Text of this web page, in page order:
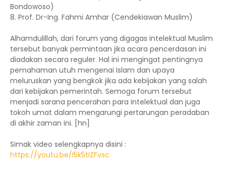
Bondowoso)
8. Prof. Dr-Ing. Fahmi Amhar (Cendekiawan Muslim)
Alhamdulillah, dari forum yang digagas intelektual Muslim
tersebut banyak permintaan jika acara pencerdasan ini
diadakan secara reguler. Hal ini mengingat pentingnya
pemahaman utuh mengenai Islam dan upaya
meluruskan yang bengkok jika ada kebijakan yang salah
dari kebijakan pemerintah. Semoga forum tersebut
menjadi sarana pencerahan para intelektual dan juga
tokoh umat dalam mengarungi pertarungan peradaban
di akhir zaman ini. [hn]
Simak video selengkapnya disini :
https://youtu.be/I5k5tIZFvsc